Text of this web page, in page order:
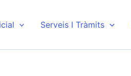
Serveis I Tràmits